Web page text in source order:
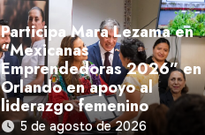
Participa Mara Lezama en
“Mexicanas
Emprendedoras 2026” en
Orlando en apoyo al
liderazgo femenino
5 de agosto de 2026